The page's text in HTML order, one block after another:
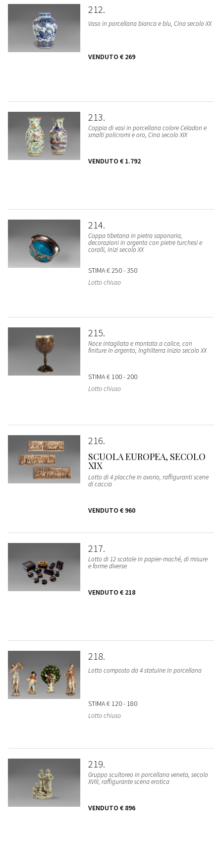
212
Vaso in porcellana bianca e blu, Cina secolo XX
VENDUTO € 269
213
Coppia di vasi in porcellana colore Celadon e
smalti policromi e oro, Cina secolo XIX
VENDUTO € 1.792
214
Coppa tibetana in pietra saponaria,
decorazioni in argento con pietre turchesi e
coralli, inizi secolo XX
STIMA€ 250 - 350
Lotto chiuso
215
Noce intagliata e montata a calice, con
finiture in argento, Inghilterra inizio secolo XX
STIMA€ 100 - 200
Lotto chiuso
216
SCUOLA EUROPEA, SECOLO
XIX
Lotto di 4 placche in avorio, raffiguranti scene
di caccia
VENDUTO € 960
217
Lotto di 12 scatole in papier-maché, di misure
e forme diverse
VENDUTO € 218
218
Lotto composto da 4 statuine in porcellana
STIMA€ 120 - 180
Lotto chiuso
219
Gruppo scultoreo in porcellana veneta, secolo
XVIII, raffigurante scena erotica
VENDUTO € 896